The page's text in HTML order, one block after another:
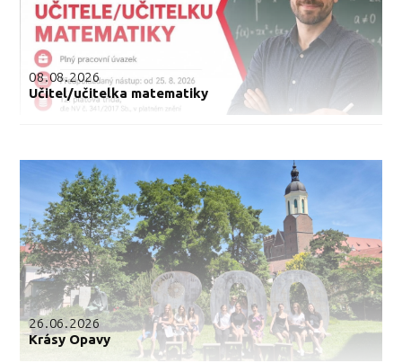
08.08.2026
Učitel/učitelka matematiky
26.06.2026
Krásy Opavy